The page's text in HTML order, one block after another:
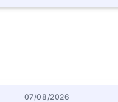
07/08/2026